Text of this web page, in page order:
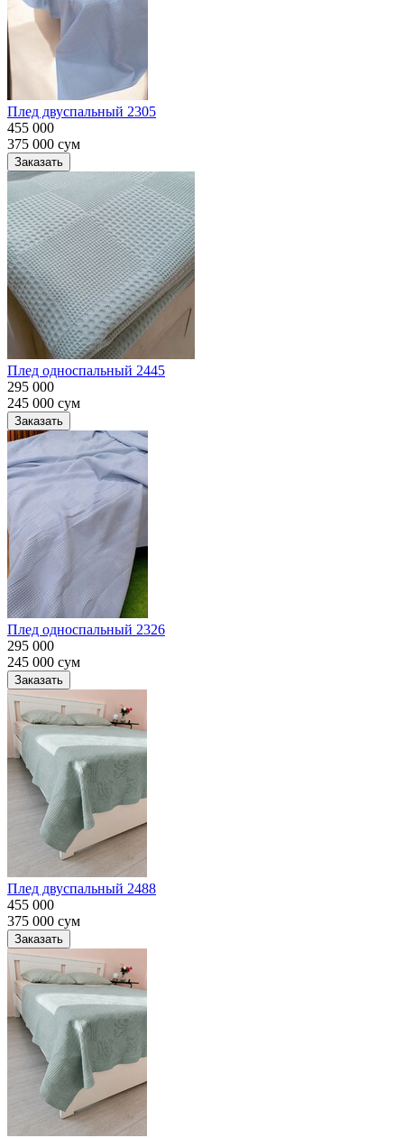
Плед двуспальный 2305
455 000
375 000 сум
Заказать
Плед односпальный 2445
295 000
245 000 сум
Заказать
Плед односпальный 2326
295 000
245 000 сум
Заказать
Плед двуспальный 2488
455 000
375 000 сум
Заказать